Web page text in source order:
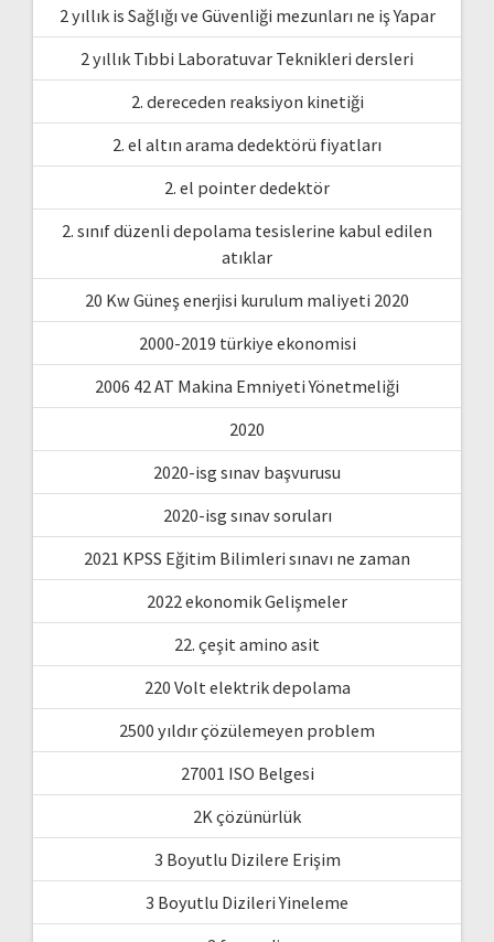
2 yıllık is Sağlığı ve Güvenliği mezunları ne iş Yapar
2 yıllık Tıbbi Laboratuvar Teknikleri dersleri
2. dereceden reaksiyon kinetiği
2. el altın arama dedektörü fiyatları
2. el pointer dedektör
2. sınıf düzenli depolama tesislerine kabul edilen
atıklar
20 Kw Güneş enerjisi kurulum maliyeti 2020
2000-2019 türkiye ekonomisi
2006 42 AT Makina Emniyeti Yönetmeliği
2020
2020-isg sınav başvurusu
2020-isg sınav soruları
2021 KPSS Eğitim Bilimleri sınavı ne zaman
2022 ekonomik Gelişmeler
22. çeşit amino asit
220 Volt elektrik depolama
2500 yıldır çözülemeyen problem
27001 ISO Belgesi
2K çözünürlük
3 Boyutlu Dizilere Erişim
3 Boyutlu Dizileri Yineleme